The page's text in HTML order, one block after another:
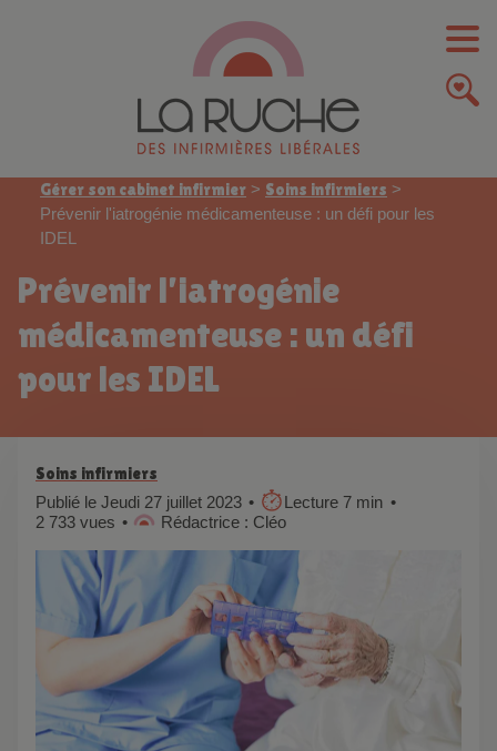
Gérer son cabinet infirmier > Soins infirmiers >
Prévenir l'iatrogénie médicamenteuse : un défi pour les
IDEL
Prévenir l’iatrogénie
médicamenteuse : un défi
pour les IDEL
Soins infirmiers
Publié le Jeudi 27 juillet 2023
Lecture 7 min
2 733 vues
Rédactrice : Cléo